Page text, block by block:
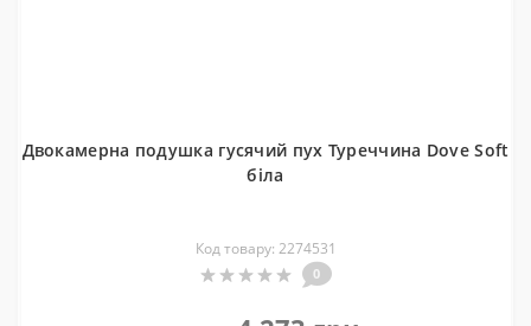
Двокамерна подушка гусячий пух Туреччина Dove Soft
біла
Код товару: 2274531
0